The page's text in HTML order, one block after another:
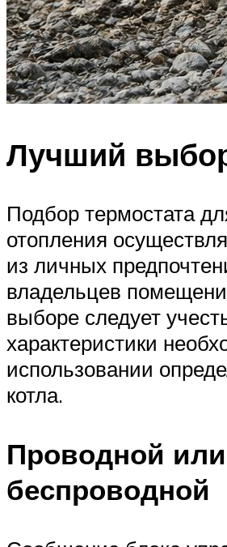
Лучший
Подбор термостата
отопления
из личных
владельцев
выборе следует
характеристики
использовании
котла.
Проводной или
беспроводной